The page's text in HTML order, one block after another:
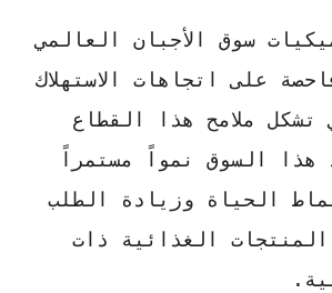
سوق الأجبان العالمي
على اتجاهات الاستهلاك
تشكل ملامح هذا القطاع
هذا السوق نمواً مستمراً
الحياة وزيادة الطلب
الغذائية ذات